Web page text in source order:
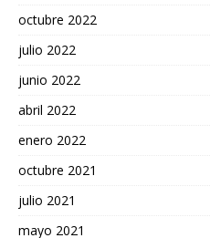
octubre 2022
julio 2022
junio 2022
abril 2022
enero 2022
octubre 2021
julio 2021
mayo 2021